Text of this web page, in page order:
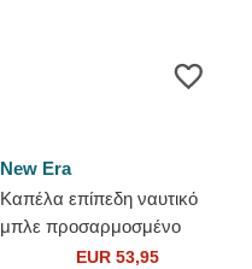
New Era
Καπέλα επίπεδη ναυτικό
μπλε προσαρμοσμένο
59FIFTY World Series 2009
EUR 53,95